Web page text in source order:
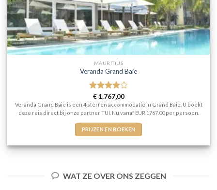
MAURITIUS
Veranda Grand Baie
Gewaardeerd
4uit 5
€1.767,00
Veranda Grand Baie is een 4 sterren accommodatie in Grand Baie. U boekt
deze reis direct bij onze partner TUI. Nu vanaf EUR 1767.00 per persoon.
PRIJZEN EN BOEKEN
WAT ZE OVER ONS ZEGGEN